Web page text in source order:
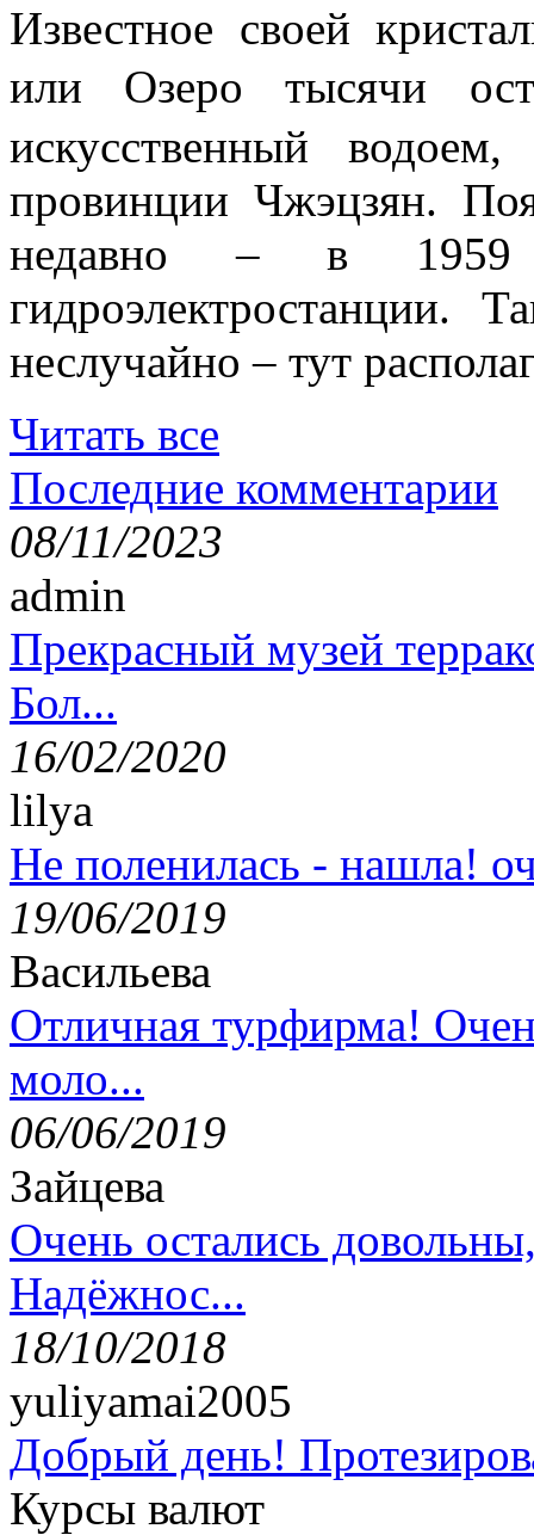
Известное своей
или Озеро тысячи
искусственный
провинции Чжэцзян.
недавно – в 1959
гидроэлектростанции.
неслучайно – тут
Читать все
Последние комментарии
08/11/2023
admin
Прекрасный музей
Бол...
16/02/2020
lilya
Не поленилась - нашла!
19/06/2019
Васильева
Отличная турфирма!
моло...
06/06/2019
Зайцева
Очень остались
Надёжнос...
18/10/2018
yuliyamai2005
Добрый день!
Курсы валют